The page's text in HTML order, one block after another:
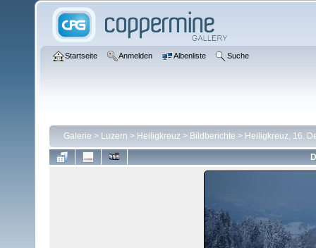
Startseite Anmelden Albenliste Suche
Galerie > Luzern > Heiligkreuz > Bildberichte > Heiligkreuz, 16.